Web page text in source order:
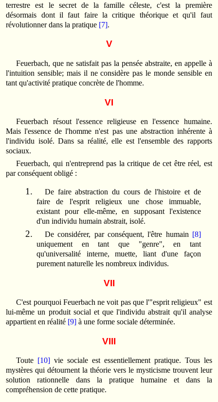
terrestre est le secret de la famille céleste, c'est la première
désormais dont il faut faire la critique théorique et qu'il faut
révolutionner dans la pratique [7].
V
Feuerbach, que ne satisfait pas la pensée abstraite, en appelle à
l'intuition sensible; mais il ne considère pas le monde sensible en
tant qu'activité pratique concrète de l'homme.
VI
Feuerbach résout l'essence religieuse en l'essence humaine.
Mais l'essence de l'homme n'est pas une abstraction inhérente à
l'individu isolé. Dans sa réalité, elle est l'ensemble des rapports
sociaux.
Feuerbach, qui n'entreprend pas la critique de cet être réel, est
par conséquent obligé :
De faire abstraction du cours de l'histoire et de
faire de l'esprit religieux une chose immuable,
existant pour elle-même, en supposant l'existence
d'un individu humain abstrait, isolé.
De considérer, par conséquent, l'être humain [8]
uniquement en tant que "genre", en tant
qu'universalité interne, muette, liant d'une façon
purement naturelle les nombreux individus.
VII
C'est pourquoi Feuerbach ne voit pas que l'"esprit religieux" est
lui-même un produit social et que l'individu abstrait qu'il analyse
appartient en réalité [9] à une forme sociale déterminée.
VIII
Toute [10] vie sociale est essentiellement pratique. Tous les
mystères qui détournent la théorie vers le mysticisme trouvent leur
solution rationnelle dans la pratique humaine et dans la
compréhension de cette pratique.